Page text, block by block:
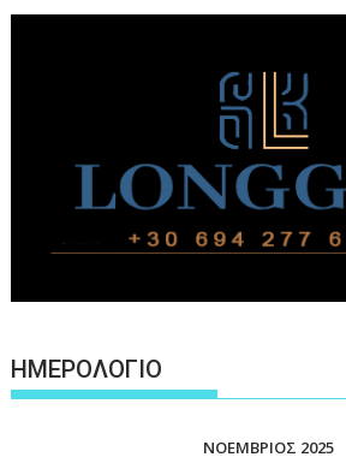
ΗΜΕΡΟΛΟΓΙΟ
ΝΟΈΜΒΡΙΟΣ 2025